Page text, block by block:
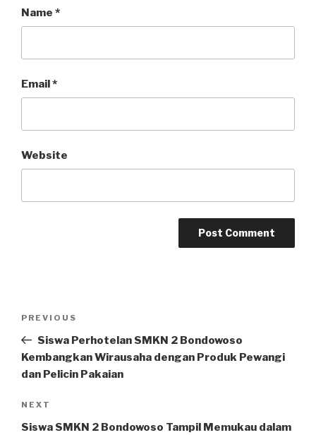
Name *
Email*
Website
PREVIOUS
Siswa Perhotelan SMKN 2 Bondowoso
Kembangkan Wirausaha dengan Produk Pewangi
dan Pelicin Pakaian
NEXT
Siswa SMKN 2 Bondowoso Tampil Memukau dalam